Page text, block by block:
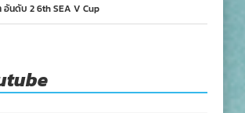
อันดับ 2 6th SEA V Cup